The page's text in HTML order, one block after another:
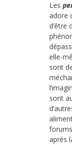
Les
adore
d’être
elle-
sont
sont
après